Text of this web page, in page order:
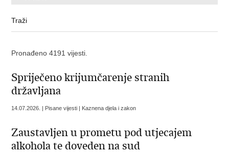
Pronađeno 4191 vijesti.
​Spriječeno krijumčarenje stranih
državljana
14.07.2026. | Pisane vijesti | Kaznena djela i zakon
Zaustavljen u prometu pod utjecajem
alkohola te doveden na sud